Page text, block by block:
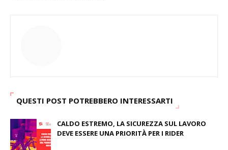
QUESTI POST POTREBBERO INTERESSARTI
CALDO ESTREMO, LA SICUREZZA SUL LAVORO
DEVE ESSERE UNA PRIORITÀ PER I RIDER